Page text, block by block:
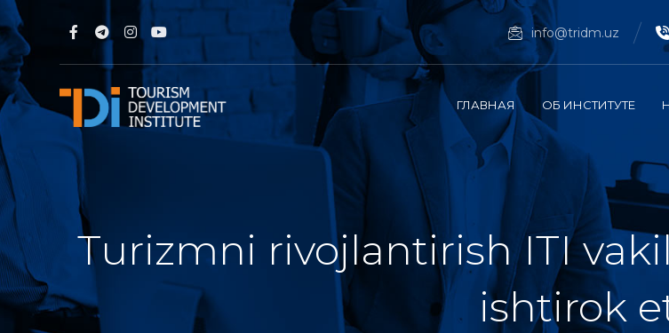
info@tridm.uz
ГЛАВНАЯ ОБ ИНСТИТУТЕ
Turizmni rivojlantirish ITI
ishtirok